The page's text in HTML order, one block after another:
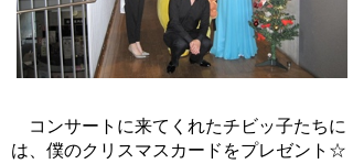
コンサートに来てくれたチビッ子たちに
は、僕のクリスマスカードをプレゼント☆